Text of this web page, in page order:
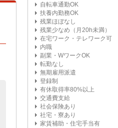
自転車通勤OK
扶養内勤務OK
残業ほぼなし
残業少なめ（月20h未満）
在宅ワーク・テレワーク可
内職
副業・WワークOK
転勤なし
無期雇用派遣
登録制
有休取得率80%以上
交通費支給
社会保険あり
社宅・寮あり
家賃補助・住宅手当有